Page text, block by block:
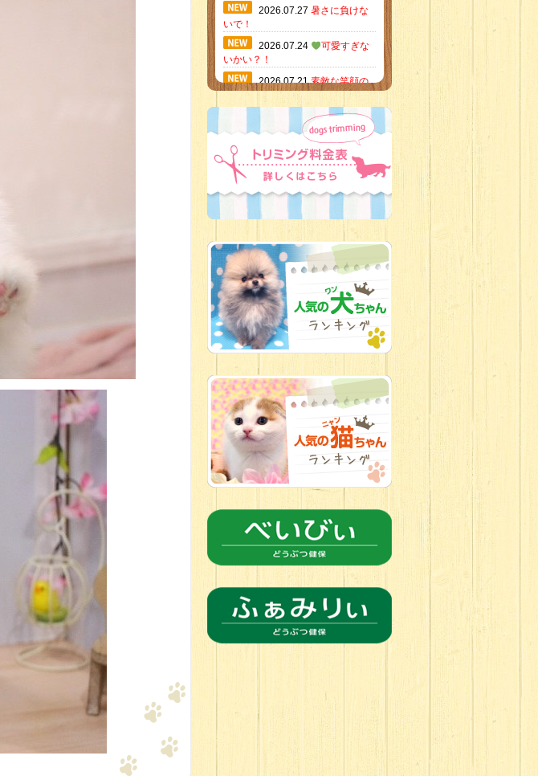
2026.07.27 暑さに負けな
いで！
2026.07.24
可愛すぎな
いかい？！
2026.07.21素敵な笑顔の
当店のイチオ
シにゃんこ
2026.07.15
ミニチュア
ピンシャーのご紹介
2026.07.09加古川店：可
2026.07.06 新入生紹介
2026.07.03
ちびっこワン
コ
2026.07.01ダラダラな猫
スタッフ
新入生
2026.06.24
人懐っこすぎ
なわんちゃんず
2026.06.21
転入生のご紹
介(*ﾉωﾉ)